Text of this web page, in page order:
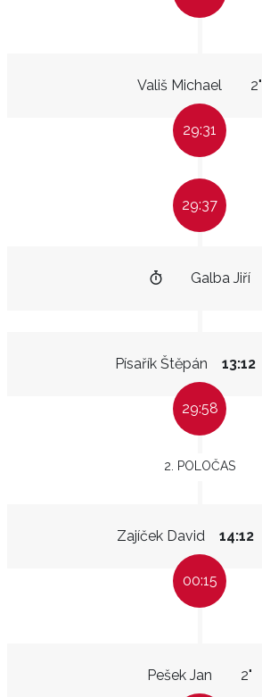
Vališ Michael 2"
29:31
29:37
Galba Jiří
Písařík Štěpán 13:12
29:58
2. POLOČAS
Zajíček David 14:12
00:15
Pešek Jan 2"